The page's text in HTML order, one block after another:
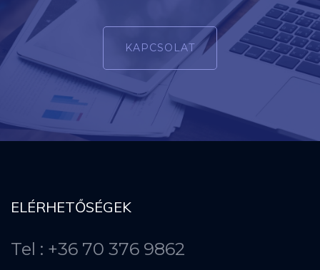
KAPCSOLAT
ELÉRHETŐSÉGEK
Tel : +36 70 376 9862